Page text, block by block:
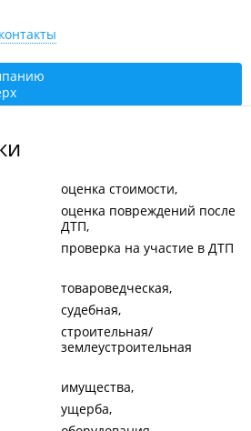
сегодня закрыто
оценка стоимости
оценка повреждений после
ДТП
проверка на участие в ДТП
товароведческая
судебная
строительная/
землеустроительная
имущества
ущерба